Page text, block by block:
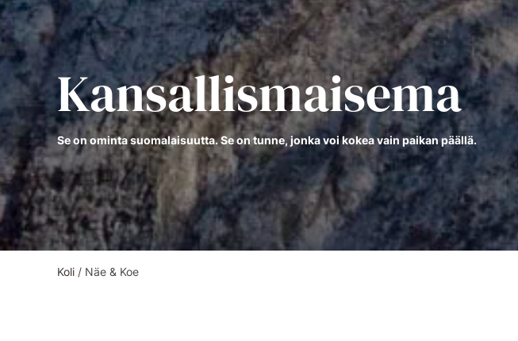
Kansallismaisema
Se on ominta suomalaisuutta. Se on tunne, jonka voi kokea vain paikan päällä.
Koli / Näe & Koe